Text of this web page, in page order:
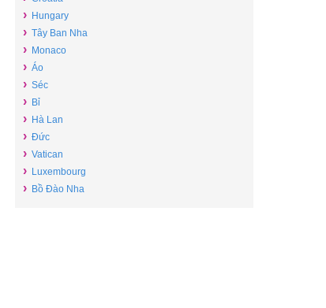
› Hungary
› Tây Ban Nha
› Monaco
› Áo
› Séc
› Bỉ
› Hà Lan
› Đức
› Vatican
› Luxembourg
› Bồ Đào Nha